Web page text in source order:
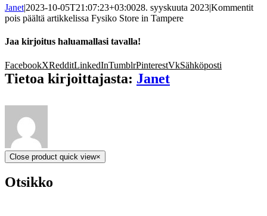
Janet|2023-10-05T21:07:23+03:0028. syyskuuta 2023|Kommentit
pois päältä artikkelissa Fysiko Store in Tampere
Jaa kirjoitus haluamallasi tavalla!
FacebookXRedditLinkedInTumblrPinterestVkSähköposti
Tietoa kirjoittajasta: Janet
Close product quick view×
Otsikko